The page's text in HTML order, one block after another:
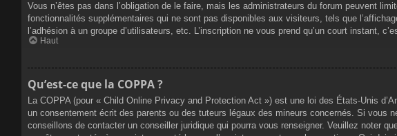
Vous n’êtes pas dans l’obligation de le faire, mais les administrateurs du forum peuvent
fonctionnalités supplémentaires qui ne sont pas disponibles aux visiteurs, tels que
l’adhésion à un groupe d’utilisateurs, etc. L’inscription ne vous prend qu’un court instant,
Haut
Qu’est-ce que la COPPA ?
La COPPA (pour « Child Online Privacy and Protection Act ») est une loi des États-Unis
un consentement écrit des parents ou des tuteurs légaux des mineurs concernés. Si
conseillons de contacter un conseiller juridique qui pourra vous renseigner. Veuillez noter